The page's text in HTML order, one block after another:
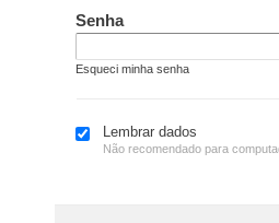
Senha
Esqueci minha senha
Lembrar dados
Não recomendado para